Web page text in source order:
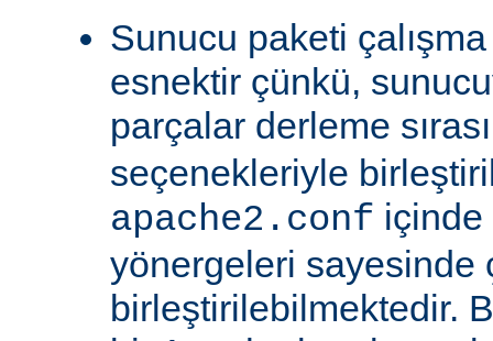
Sunucu paketi
esnektir çünkü,
parçalar derleme
seçenekleriyle
apache2.conf içinde
yönergeleri sayesinde
birleştirilebilmektedir.